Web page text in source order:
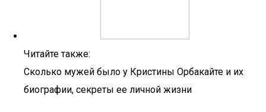
Читайте также:
Сколько мужей было у Кристины Орбакайте и их
биографии, секреты ее личной жизни